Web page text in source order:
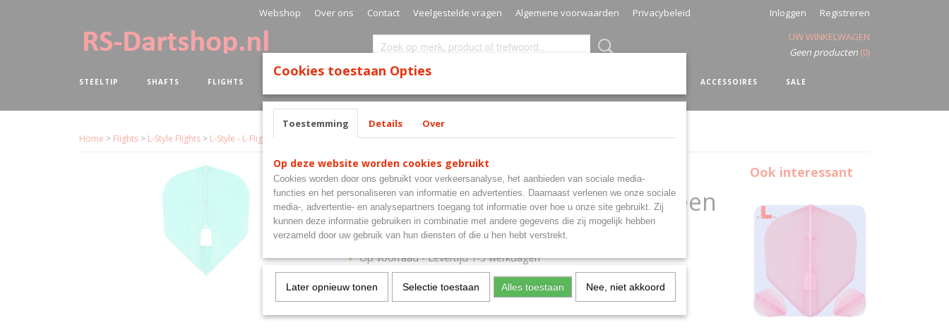
Webshop Over ons Contact Veelgestelde vragen Algemene voorwaarden Privacybeleid Inloggen
Registreren
UW WINKELWAGEN
Geen producten (0)
STEELTIP SHAFTS FLIGHTS ACCESSOIRES SALE
Home > Flights > L-Style Flights > L-Style - L-Flights - Kami - Champagne Ring - Miracle Green
L-Style - L-Flights - Kami -
Champagne Ring - Miracle Green
€ 5,95 (inclusief btw 21%)
✓Op voorraad- Levertijd 1-3 werkdagen
Ook interessant
Cookies toestaan Opties
Toestemming Details Over
Op deze website worden cookies gebruikt
Cookies worden door ons gebruikt voor verkeersanalyse, het aanbieden van sociale media-
functies en het personaliseren van informatie en advertenties. Daarnaast verlenen we onze sociale
media-, advertentie- en analysepartners toegang tot informatie over hoe u onze site gebruikt. Zij
kunnen deze informatie gebruiken in combinatie met andere gegevens die zij mogelijk hebben
verzameld door uw gebruik van hun diensten of die u hen hebt verstrekt.
Later opnieuw tonen Selectie toestaan Alles toestaan Nee, niet akkoord